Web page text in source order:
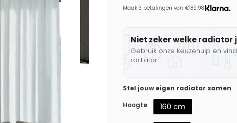
Maak 3 betalingen van €189,98.
Niet zeker welke radiator
Gebruik onze keuzehulp en
radiator.
Stel jouw eigen radiator samen
Hoogte
160 cm